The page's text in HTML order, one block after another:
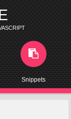
Snippets